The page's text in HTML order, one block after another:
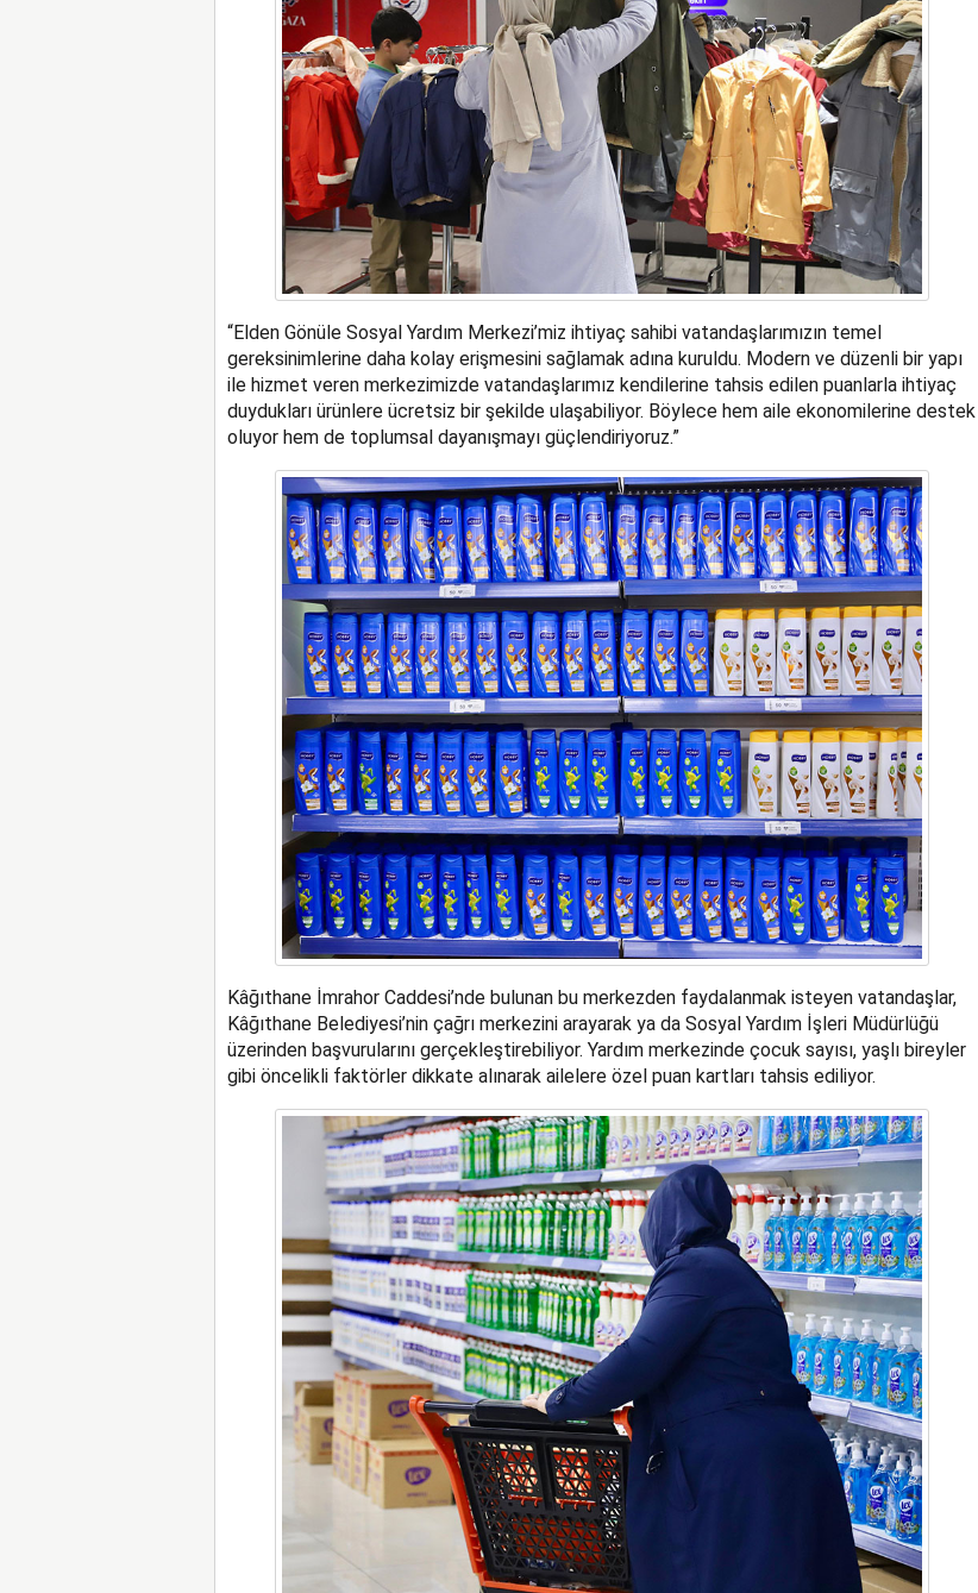
“Elden Gönüle Sosyal Yardım Merkezi’miz ihtiyaç sahibi vatandaşlarımızın temel
gereksinimlerine daha kolay erişmesini sağlamak adına kuruldu. Modern ve düzenli bir yapı
ile hizmet veren merkezimizde vatandaşlarımız kendilerine tahsis edilen puanlarla ihtiyaç
duydukları ürünlere ücretsiz bir şekilde ulaşabiliyor. Böylece hem aile ekonomilerine destek
oluyor hem de toplumsal dayanışmayı güçlendiriyoruz.”
Kâğıthane İmrahor Caddesi’nde bulunan bu merkezden faydalanmak isteyen vatandaşlar,
Kâğıthane Belediyesi’nin çağrı merkezini arayarak ya da Sosyal Yardım İşleri Müdürlüğü
üzerinden başvurularını gerçekleştirebiliyor. Yardım merkezinde çocuk sayısı, yaşlı bireyler
gibi öncelikli faktörler dikkate alınarak ailelere özel puan kartları tahsis ediliyor.